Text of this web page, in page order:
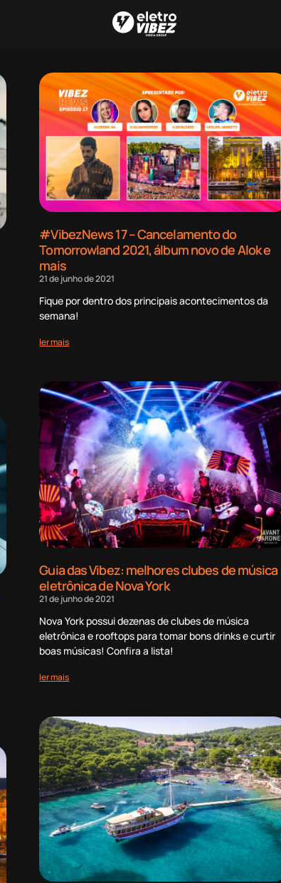
#VibezNews 17 – Cancelamento do
Tomorrowland 2021, álbum novo de Alok e
mais
21 de junho de 2021
Fique por dentro dos principais acontecimentos da
semana!
ler mais
Guia das Vibez: melhores clubes de música
eletrônica de Nova York
21 de junho de 2021
Nova York possui dezenas de clubes de música
eletrônica e rooftops para tomar bons drinks e curtir
boas músicas! Confira a lista!
ler mais